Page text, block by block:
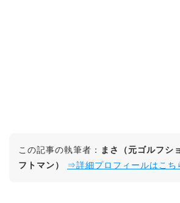
この記事の執筆者：
まさ（元ゴルフシ
フトマン）
⇒詳細プロフィールはこち